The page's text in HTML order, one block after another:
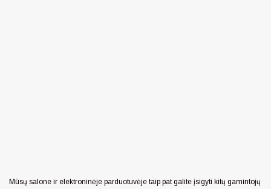
Mūsų salone ir elektroninėje parduotuvėje taip pat galite įsigyti kitų gamintojų